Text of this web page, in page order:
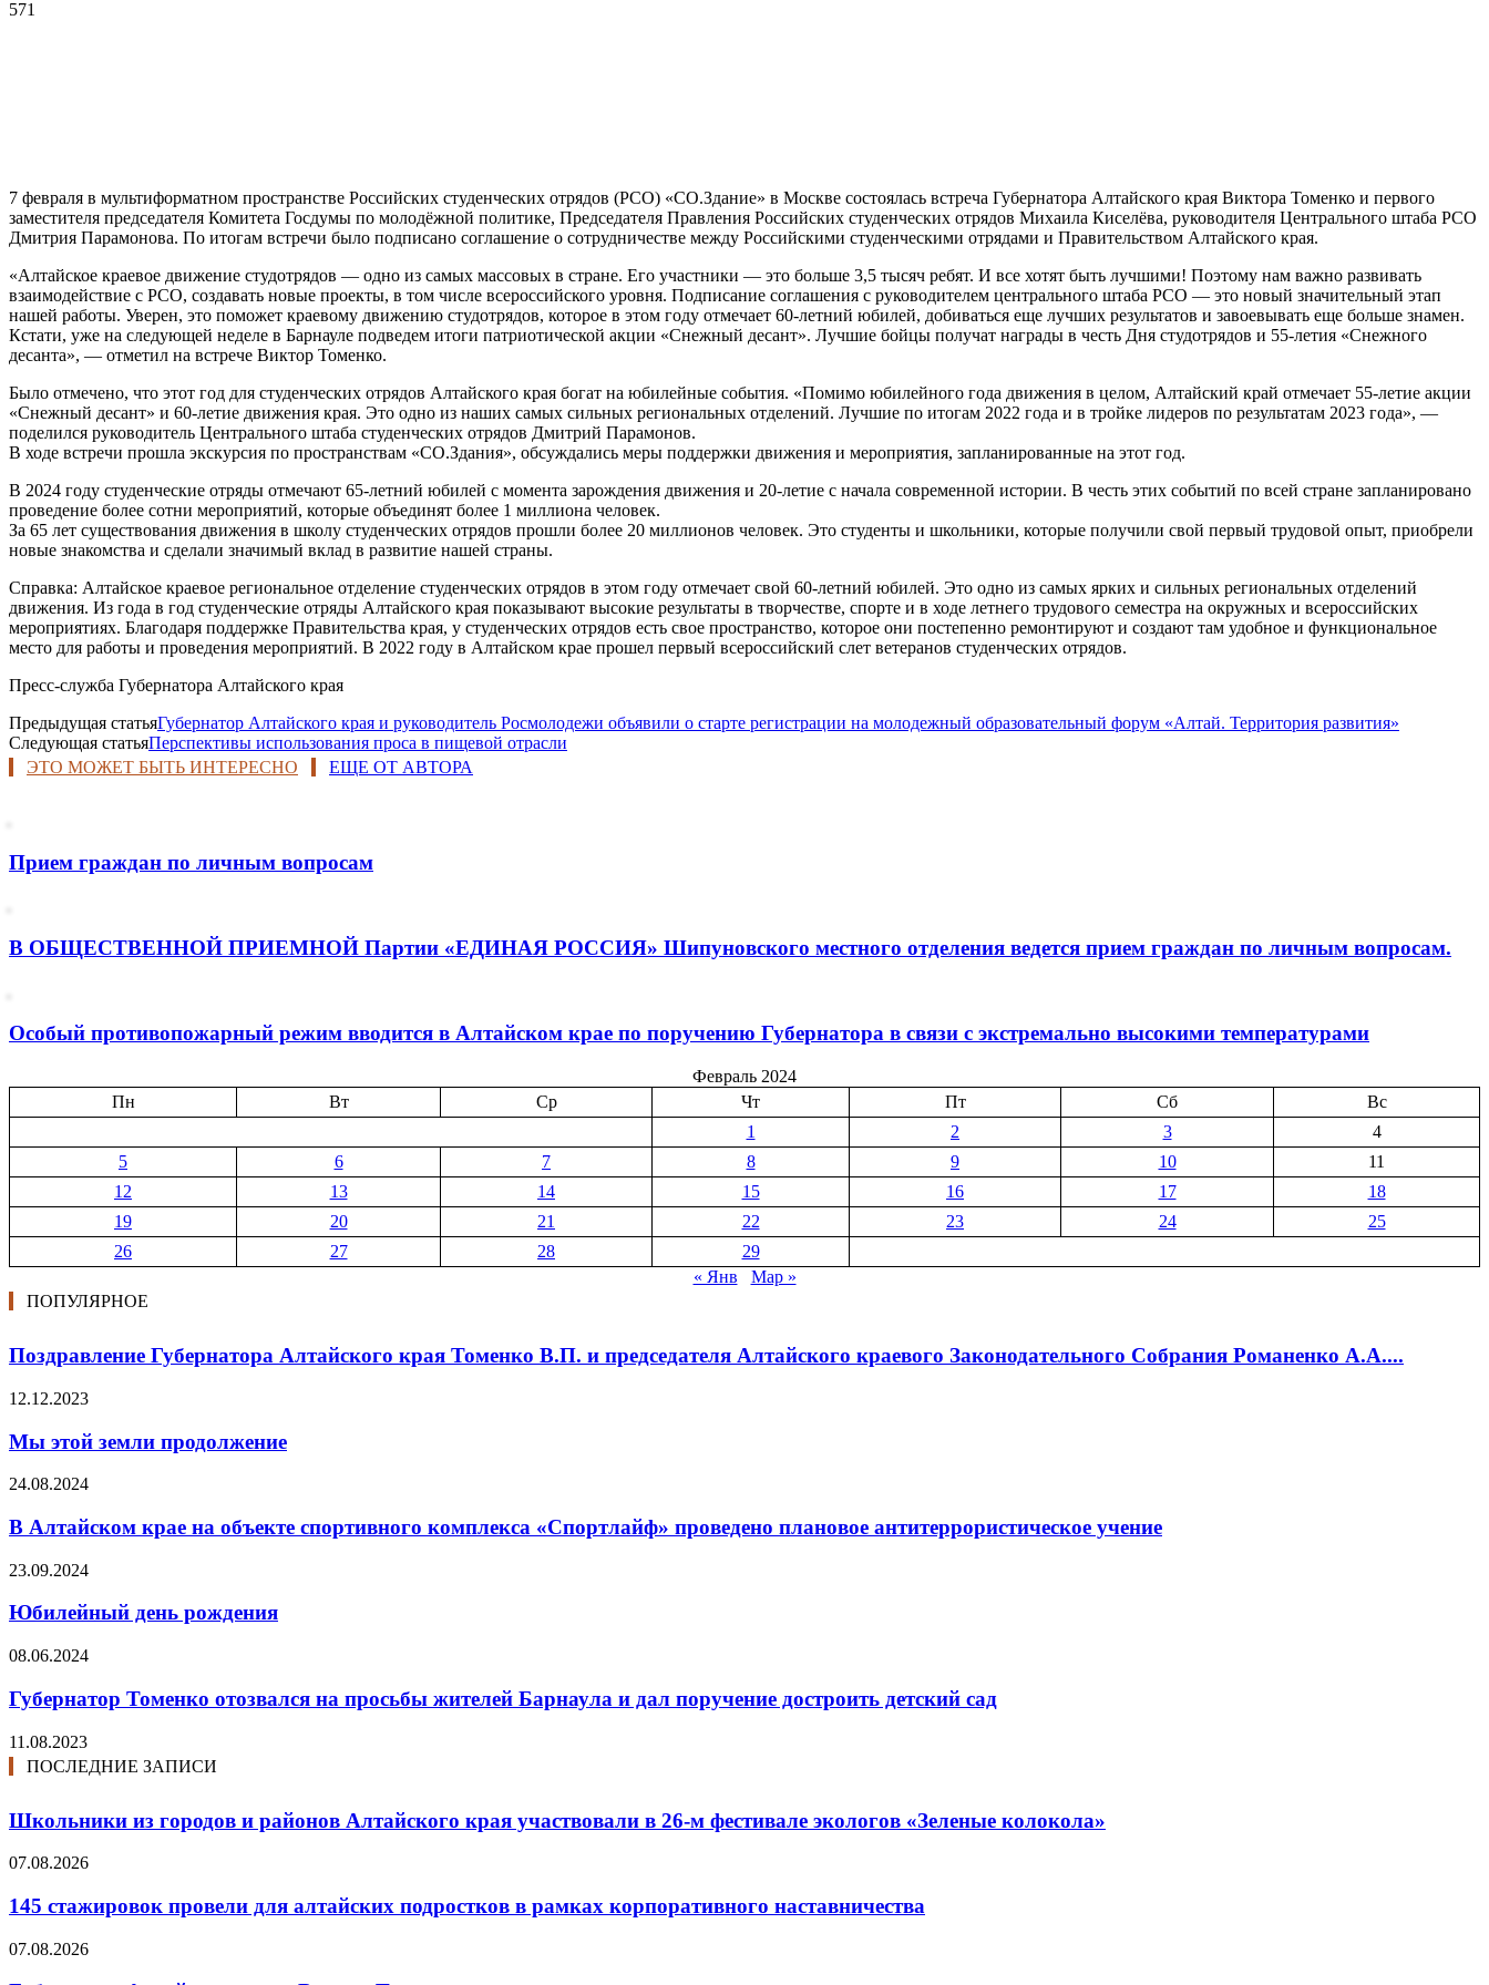
571
7 февраля в мультиформатном пространстве Российских студенческих отрядов (РСО) «СО.Здание» в Москве состоялась встреча Губернатора Алтайского края Виктора Томенко и первого
заместителя председателя Комитета Госдумы по молодёжной политике, Председателя Правления Российских студенческих отрядов Михаила Киселёва, руководителя Центрального штаба РСО
Дмитрия Парамонова. По итогам встречи было подписано соглашение о сотрудничестве между Российскими студенческими отрядами и Правительством Алтайского края.
«Алтайское краевое движение студотрядов — одно из самых массовых в стране. Его участники — это больше 3,5 тысяч ребят. И все хотят быть лучшими! Поэтому нам важно развивать
взаимодействие с РСО, создавать новые проекты, в том числе всероссийского уровня. Подписание соглашения с руководителем центрального штаба РСО — это новый значительный этап
нашей работы. Уверен, это поможет краевому движению студотрядов, которое в этом году отмечает 60-летний юбилей, добиваться еще лучших результатов и завоевывать еще больше знамен.
Кстати, уже на следующей неделе в Барнауле подведем итоги патриотической акции «Снежный десант». Лучшие бойцы получат награды в честь Дня студотрядов и 55-летия «Снежного
десанта», — отметил на встрече Виктор Томенко.
Было отмечено, что этот год для студенческих отрядов Алтайского края богат на юбилейные события. «Помимо юбилейного года движения в целом, Алтайский край отмечает 55-летие акции
«Снежный десант» и 60-летие движения края. Это одно из наших самых сильных региональных отделений. Лучшие по итогам 2022 года и в тройке лидеров по результатам 2023 года», —
поделился руководитель Центрального штаба студенческих отрядов Дмитрий Парамонов.
В ходе встречи прошла экскурсия по пространствам «СО.Здания», обсуждались меры поддержки движения и мероприятия, запланированные на этот год.
В 2024 году студенческие отряды отмечают 65-летний юбилей с момента зарождения движения и 20-летие с начала современной истории. В честь этих событий по всей стране запланировано
проведение более сотни мероприятий, которые объединят более 1 миллиона человек.
За 65 лет существования движения в школу студенческих отрядов прошли более 20 миллионов человек. Это студенты и школьники, которые получили свой первый трудовой опыт, приобрели
новые знакомства и сделали значимый вклад в развитие нашей страны.
Справка: Алтайское краевое региональное отделение студенческих отрядов в этом году отмечает свой 60-летний юбилей. Это одно из самых ярких и сильных региональных отделений
движения. Из года в год студенческие отряды Алтайского края показывают высокие результаты в творчестве, спорте и в ходе летнего трудового семестра на окружных и всероссийских
мероприятиях. Благодаря поддержке Правительства края, у студенческих отрядов есть свое пространство, которое они постепенно ремонтируют и создают там удобное и функциональное
место для работы и проведения мероприятий. В 2022 году в Алтайском крае прошел первый всероссийский слет ветеранов студенческих отрядов.
Пресс-служба Губернатора Алтайского края
Предыдущая статьяГубернатор Алтайского края и руководитель Росмолодежи объявили о старте регистрации на молодежный образовательный форум «Алтай. Территория развития»
Следующая статьяПерспективы использования проса в пищевой отрасли
ЭТО МОЖЕТ БЫТЬ ИНТЕРЕСНО
ЕЩЕ ОТ АВТОРА
Прием граждан по личным вопросам
В ОБЩЕСТВЕННОЙ ПРИЕМНОЙ Партии «ЕДИНАЯ РОССИЯ» Шипуновского местного отделения ведется прием граждан по личным вопросам.
Особый противопожарный режим вводится в Алтайском крае по поручению Губернатора в связи с экстремально высокими температурами
Февраль 2024
Пн
Вт Ср Чт Пт Сб
Вс
1
2 3
4
5
6 7 8 9 10
11
12
13 14 15 16 17
18
19
20 21 22 23 24
25
26
27 28
29
« Янв
Мар »
ПОПУЛЯРНОЕ
Поздравление Губернатора Алтайского края Томенко В.П. и председателя Алтайского краевого Законодательного Собрания Романенко А.А....
12.12.2023
Мы этой земли продолжение
24.08.2024
В Алтайском крае на объекте спортивного комплекса «Спортлайф» проведено плановое антитеррористическое учение
23.09.2024
Юбилейный день рождения
08.06.2024
Губернатор Томенко отозвался на просьбы жителей Барнаула и дал поручение достроить детский сад
11.08.2023
ПОСЛЕДНИЕ ЗАПИСИ
Школьники из городов и районов Алтайского края участвовали в 26-м фестивале экологов «Зеленые колокола»
07.08.2026
145 стажировок провели для алтайских подростков в рамках корпоративного наставничества
07.08.2026